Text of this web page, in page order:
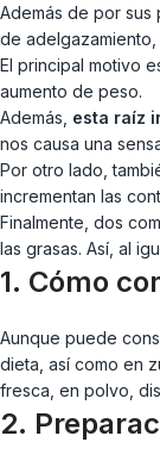
Además de por sus
de adelgazamiento,
El principal motivo
aumento de peso.
Además, esta raíz
nos causa una
Por otro lado,
incrementan las
Finalmente, dos
las grasas. Así, al
1. Cómo
Aunque puede
dieta, así como en
fresca, en polvo,
2.